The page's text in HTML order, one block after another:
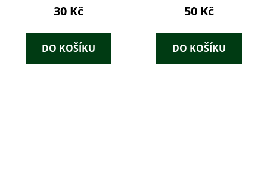
30 Kč
DO KOŠÍKU
50 Kč
DO KOŠÍKU